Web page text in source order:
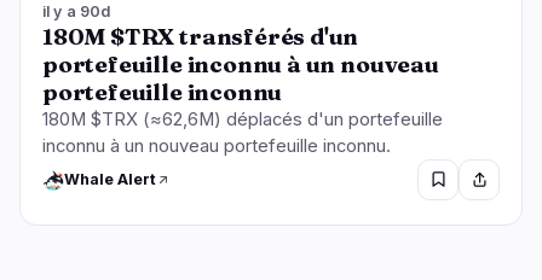
il y a 90d
180M $TRX transférés d'un
portefeuille inconnu à un nouveau
portefeuille inconnu
180M $TRX (≈62,6M) déplacés d'un portefeuille
inconnu à un nouveau portefeuille inconnu.
Whale Alert